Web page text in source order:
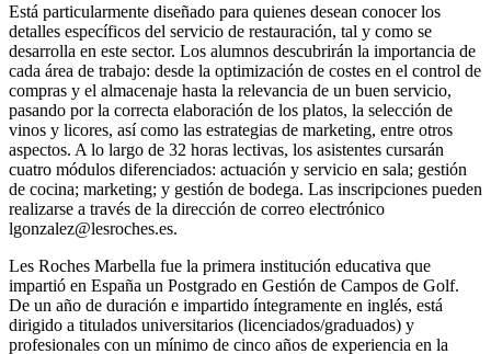
Está particularmente diseñado para quienes desean conocer los
detalles específicos del servicio de restauración, tal y como se
desarrolla en este sector. Los alumnos descubrirán la importancia de
cada área de trabajo: desde la optimización de costes en el control de
compras y el almacenaje hasta la relevancia de un buen servicio,
pasando por la correcta elaboración de los platos, la selección de
vinos y licores, así como las estrategias de marketing, entre otros
aspectos. A lo largo de 32 horas lectivas, los asistentes cursarán
cuatro módulos diferenciados: actuación y servicio en sala; gestión
de cocina; marketing; y gestión de bodega. Las inscripciones pueden
realizarse a través de la dirección de correo electrónico
lgonzalez@lesroches.es.
Les Roches Marbella fue la primera institución educativa que
impartió en España un Postgrado en Gestión de Campos de Golf.
De un año de duración e impartido íntegramente en inglés, está
dirigido a titulados universitarios (licenciados/graduados) y
profesionales con un mínimo de cinco años de experiencia en la